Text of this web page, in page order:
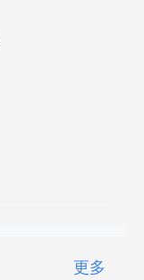
更多